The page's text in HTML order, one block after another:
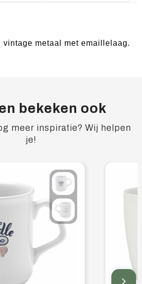
vintage metaal met emaillelaag.
bekeken ook
meer inspiratie? Wij helpen
je!